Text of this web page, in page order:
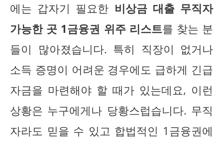
에는 갑자기 필요한 비상금 대출 무직자
가능한 곳 1금융권 위주 리스트를 찾는 분
들이 많아졌습니다. 특히 직장이 없거나
소득 증명이 어려운 경우에도 급하게 긴급
자금을 마련해야 할 때가 있는데요, 이런
상황은 누구에게나 당황스럽습니다. 무직
자라도 믿을 수 있고 합법적인 1금융권에